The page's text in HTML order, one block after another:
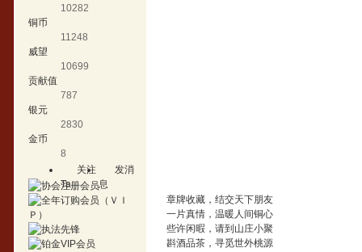
10282
铜币
11248
威望
10699
贡献值
787
银元
2830
金币
8
关注
Ta
发消
息
章牌收藏，结交天下朋友
一片真情，温暖人间铜心
些许闲暇，请到山庄小聚
斟酒品茶，寻觅世外桃源